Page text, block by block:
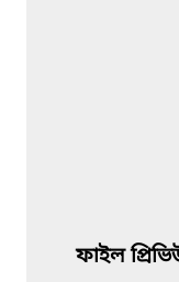
ফাইল